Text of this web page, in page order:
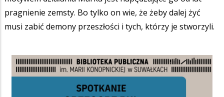
pragnienie zemsty. Bo tylko on wie, że żeby dalej żyć
musi zabić demony przeszłości i tych, którzy je stworzyli.